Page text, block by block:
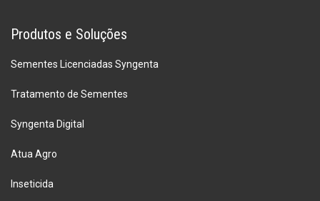
Produtos e Soluções
Sementes Licenciadas Syngenta
Tratamento de Sementes
Syngenta Digital
Atua Agro
Inseticida